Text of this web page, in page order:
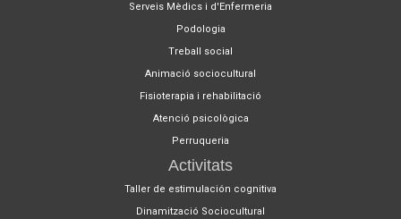
Serveis Mèdics i d'Enfermeria
Podologia
Treball social
Animació sociocultural
Fisioterapia i rehabilitació
Atenció psicològica
Perruqueria
Activitats
Taller de estimulación cognitiva
Dinamització Sociocultural